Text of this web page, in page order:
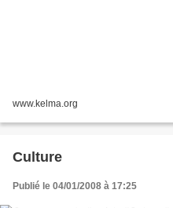
www.kelma.org
Culture
Publié le 04/01/2008 à 17:25